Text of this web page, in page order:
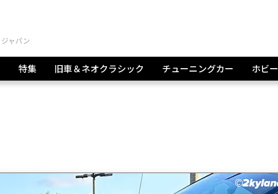
特集 旧車＆ネオクラシック チューニングカー ホビー